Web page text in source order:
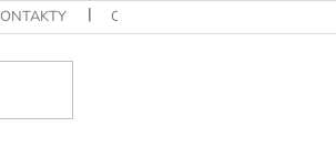
OBCHODNÉ PODMIENKY